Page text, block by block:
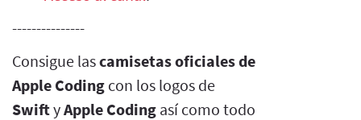
---------------
Consigue lascamisetas oficiales de
Apple Coding con los logos de
SwiftyApple Coding así como todo